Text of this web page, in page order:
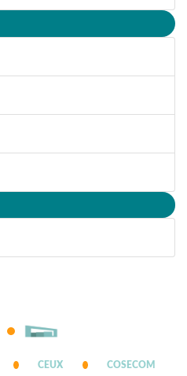
CEUX COSECOM